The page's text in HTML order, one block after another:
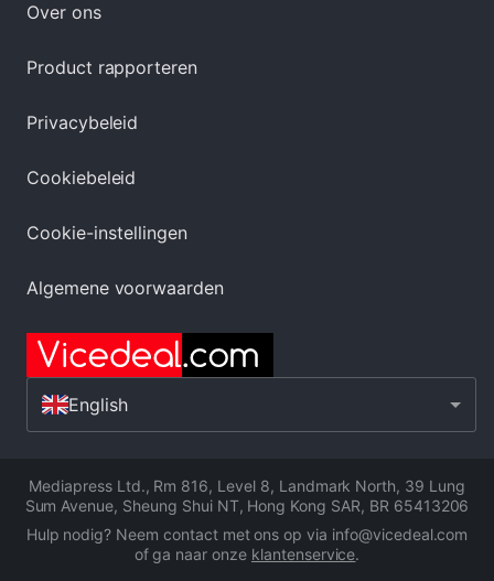
Over ons
Product rapporteren
Privacybeleid
Cookiebeleid
Cookie-instellingen
Algemene voorwaarden
English
Mediapress Ltd., Rm 816, Level 8, Landmark North, 39 Lung
Sum Avenue, Sheung Shui NT, Hong Kong SAR, BR 65413206
Hulp nodig? Neem contact met ons op via info@vicedeal.com
of ga naar onze klantenservice.